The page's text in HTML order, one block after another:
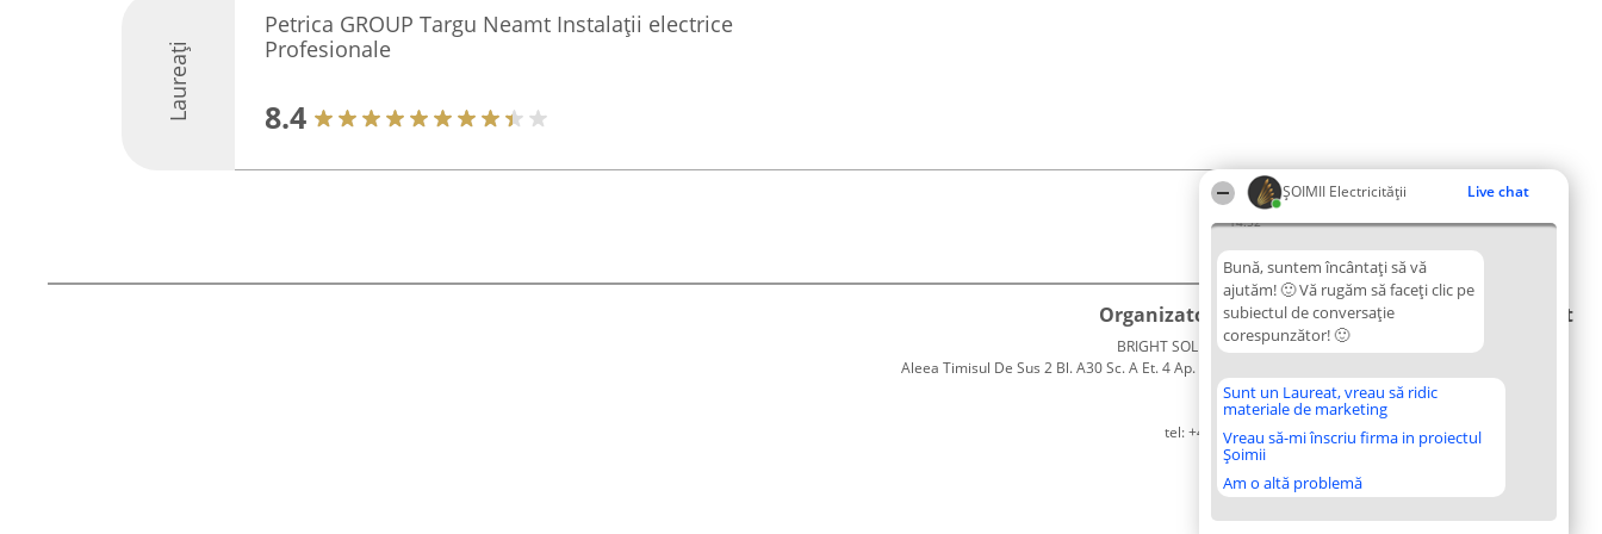
ȘOIMII Electricității Live chat
14:52
Bună, suntem încântați să vă
ajutăm! 🙂 Vă rugăm să faceți clic pe
subiectul de conversație
corespunzător! 🙂
Sunt un Laureat, vreau să ridic
materiale de marketing
Vreau să-mi înscriu firma in proiectul
Șoimii
Am o altă problemă
Laureați
Petrica GROUP Targu Neamt Instalații electrice
Profesionale
8.4
Organizator Ranking
BRIGHT SOLUTIONS BR SRL
Aleea Timisul De Sus 2 Bl. A30 Sc. A Et. 4 Ap. 13 Cod 061952
București
CUI 36737675
tel: +40 770 990 492
Plebiscyt
Tuturor
Laureaților
Reguli
confidențialitate
Contact